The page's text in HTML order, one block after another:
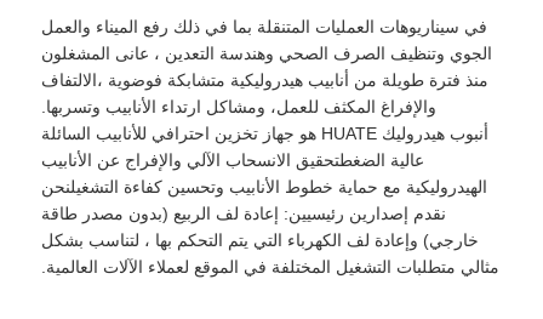
في سيناريوهات العمليات المتنقلة بما في ذلك رفع الميناء والعمل
الجوي وتنظيف الصرف الصحي وهندسة التعدين ، عانى المشغلون
منذ فترة طويلة من أنابيب هيدروليكية متشابكة فوضوية ،الالتفاف
والإفراغ المكثف للعمل، ومشاكل ارتداء الأنابيب وتسربها.
أنبوب هيدروليك HUATE هو جهاز تخزين احترافي للأنابيب السائلة
عالية الضغطتحقيق الانسحاب الآلي والإفراج عن الأنابيب
الهيدروليكية مع حماية خطوط الأنابيب وتحسين كفاءة التشغيلنحن
نقدم إصدارين رئيسيين: إعادة لف الربيع (بدون مصدر طاقة
خارجي) وإعادة لف الكهرباء التي يتم التحكم بها ، لتناسب بشكل
مثالي متطلبات التشغيل المختلفة في الموقع لعملاء الآلات العالمية.